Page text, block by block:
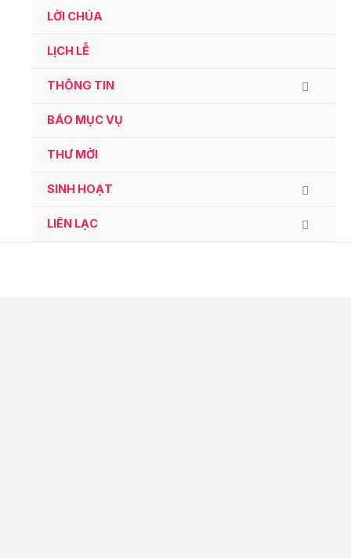
LỜI CHÚA
LỊCH LỄ
THÔNG TIN
BÁO MỤC VỤ
THƯ MỜI
SINH HOẠT
LIÊN LẠC